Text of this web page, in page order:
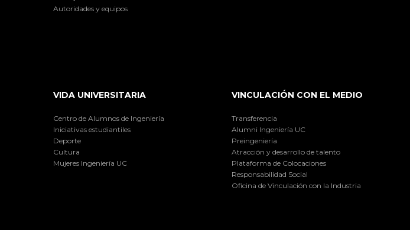
Autoridades y equipos
VIDA UNIVERSITARIA
Centro de Alumnos de Ingeniería
Iniciativas estudiantiles
Deporte
Cultura
Mujeres Ingeniería UC
VINCULACIÓN CON EL MEDIO
Transferencia
Alumni Ingeniería UC
Preingeniería
Atracción y desarrollo de talento
Plataforma de Colocaciones
Responsabilidad Social
Oficina de Vinculación con la Industria